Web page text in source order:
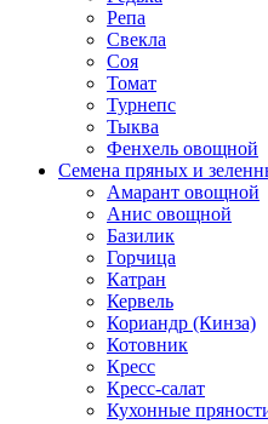
Репа
Свекла
Соя
Томат
Турнепс
Тыква
Фенхель овощной
Семена пряных и
Амарант овощной
Анис овощной
Базилик
Горчица
Катран
Кервель
Кориандр (Кинза)
Котовник
Кресс
Кресс-салат
Кухонные